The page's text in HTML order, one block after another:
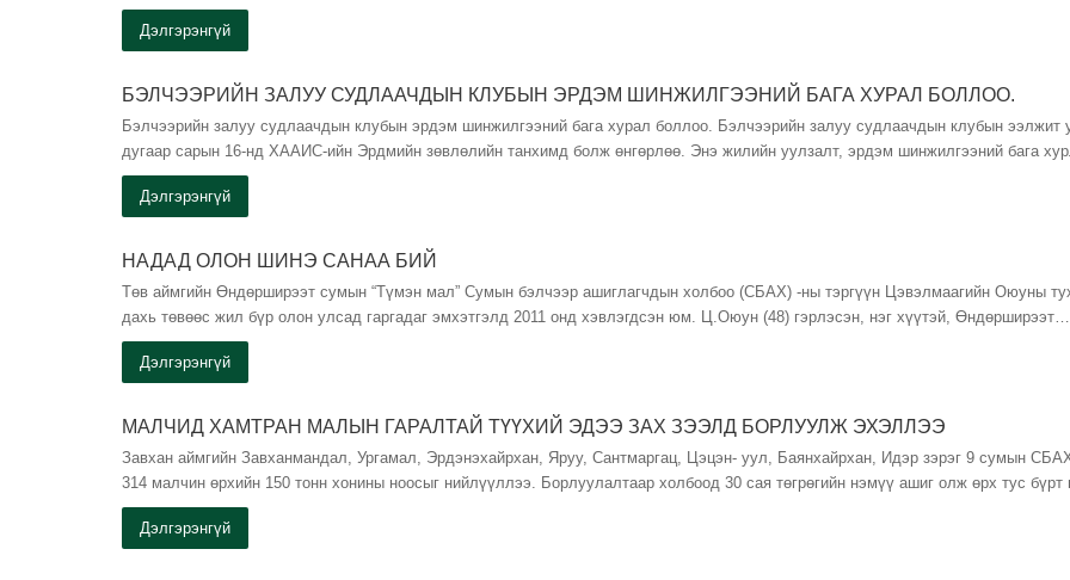
Дэлгэрэнгүй
БЭЛЧЭЭРИЙН ЗАЛУУ СУДЛААЧДЫН КЛУБЫН ЭРДЭМ ШИНЖИЛГЭЭНИЙ БАГА ХУРАЛ БОЛЛОО.
Бэлчээрийн залуу судлаачдын клубын эрдэм шинжилгээний бага хурал боллоо. Бэлчээрийн залуу судлаачдын клубын ээлжит
дугаар сарын 16-нд ХААИС-ийн Эрдмийн зөвлөлийн танхимд болж өнгөрлөө. Энэ жилийн уулзалт, эрдэм шинжилгээний бага
Дэлгэрэнгүй
НАДАД ОЛОН ШИНЭ САНАА БИЙ
Төв аймгийн Өндөрширээт сумын “Түмэн мал” Сумын бэлчээр ашиглагчдын холбоо (СБАХ) -ны тэргүүн Цэвэлмаагийн Оюуны
дахь төвөөс жил бүр олон улсад гаргадаг эмхэтгэлд 2011 онд хэвлэгдсэн юм. Ц.Оюун (48) гэрлэсэн, нэг хүүтэй, Өндөрширээт…
Дэлгэрэнгүй
МАЛЧИД ХАМТРАН МАЛЫН ГАРАЛТАЙ ТҮҮХИЙ ЭДЭЭ ЗАХ ЗЭЭЛД БОРЛУУЛЖ ЭХЭЛЛЭЭ
Завхан аймгийн Завханмандал, Ургамал, Эрдэнэхайрхан, Яруу, Сантмаргац, Цэцэн- уул, Баянхайрхан, Идэр зэрэг 9 сумын
314 малчин өрхийн 150 тонн хонины ноосыг нийлүүллээ. Борлуулалтаар холбоод 30 сая төгрөгийн нэмүү ашиг олж өрх тус
Дэлгэрэнгүй